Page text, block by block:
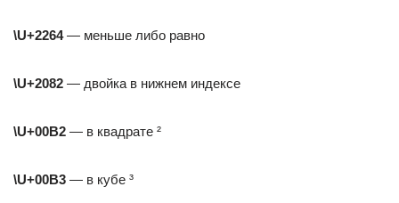
\U+2264— меньше либо равно
\U+2082 — двойка в нижнем индексе
\U+00B2 — в квадрате ²
\U+00B3 — в кубе ³